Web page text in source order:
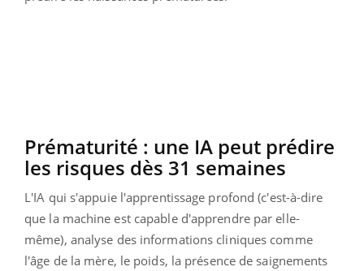
Prématurité : une IA peut prédire
les risques dès 31 semaines
L'IA qui s'appuie l'apprentissage profond(c'est-à-dire
que la machine est capable d'apprendre par elle-
même), analyse des informations cliniques comme
l'âge de la mère, le poids, la présence de saignements